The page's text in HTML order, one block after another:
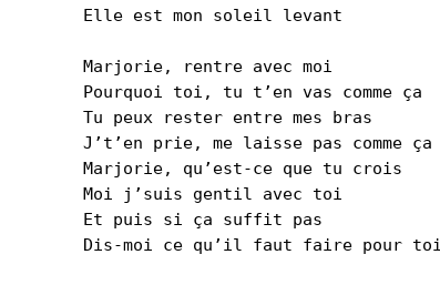
Elle est mon soleil levant
Marjorie, rentre avec moi
Pourquoi toi, tu t’en vas comme ça
Tu peux rester entre mes bras
J’t’en prie, me laisse pas comme ça
Marjorie, qu’est-ce que tu crois
Moi j’suis gentil avec toi
Et puis si ça suffit pas
Dis-moi ce qu’il faut faire pour toi